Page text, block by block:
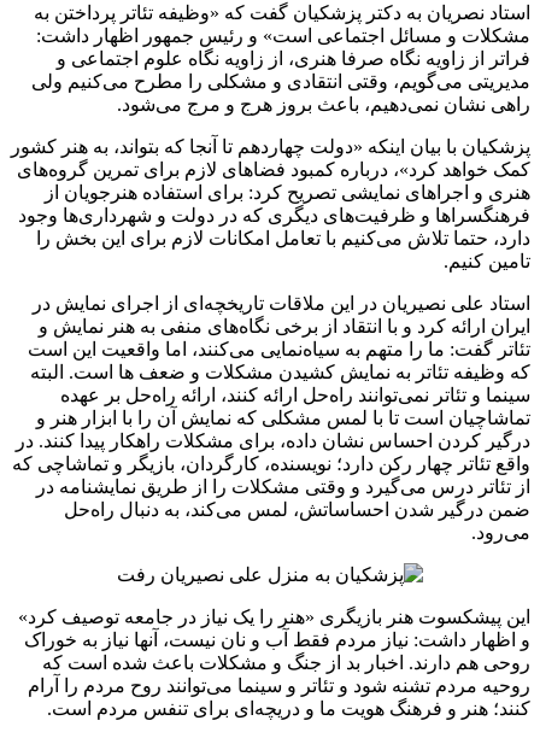
استاد نصریان به دکتر پزشکیان گفت که «وظیفه تئاتر پرداختن به
مشکلات و مسائل اجتماعی است» و رئیس جمهور اظهار داشت:
فراتر از زاویه نگاه صرفا هنری، از زاویه نگاه علوم اجتماعی و
مدیریتی می‌گویم، وقتی انتقادی و مشکلی را مطرح می‌کنیم ولی
راهی نشان نمی‌دهیم، باعث بروز هرج و مرج می‌شود.
پزشکیان با بیان اینکه «دولت چهاردهم تا آنجا که بتواند، به هنر کشور
کمک خواهد کرد»، درباره کمبود فضاهای لازم برای تمرین گروه‌های
هنری و اجراهای نمایشی تصریح کرد: برای استفاده هنرجویان از
فرهنگسراها و ظرفیت‌های دیگری که در دولت و شهرداری‌ها وجود
دارد، حتما تلاش می‌کنیم با تعامل امکانات لازم برای این بخش را
تامین کنیم.
استاد علی نصیریان در این ملاقات تاریخچه‌ای از اجرای نمایش در
ایران ارائه کرد و با انتقاد از برخی نگاه‌های منفی به هنر نمایش و
تئاتر گفت: ما را متهم به سیاه‌نمایی می‌کنند، اما واقعیت این است
که وظیفه تئاتر به نمایش کشیدن مشکلات و ضعف‌ ها است. البته
سینما و تئاتر نمی‌توانند راه‌حل ارائه کنند، ارائه راه‌حل بر عهده
تماشاچیان است تا با لمس مشکلی که نمایش آن را با ابزار هنر و
درگیر کردن احساس نشان داده، برای مشکلات راهکار پیدا کنند. در
واقع تئاتر چهار رکن دارد؛ نویسنده، کارگردان، بازیگر و تماشاچی که
از تئاتر درس می‌گیرد و وقتی مشکلات را از طریق نمایشنامه در
ضمن درگیر شدن احساساتش، لمس می‌کند، به دنبال راه‌حل
می‌رود.
این پیشکسوت هنر بازیگری «هنر را یک نیاز در جامعه توصیف کرد»
و اظهار داشت: نیاز مردم فقط آب و نان نیست، آنها نیاز به خوراک
روحی هم دارند. اخبار بد از جنگ و مشکلات باعث شده است که
روحیه مردم تشنه شود و تئاتر و سینما می‌توانند روح مردم را آرام
کنند؛ هنر و فرهنگ هویت ما و دریچه‌ای برای تنفس مردم است.